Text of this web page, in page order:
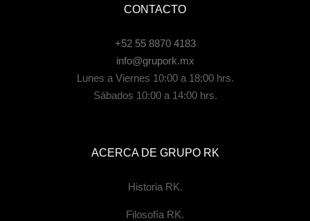
CONTACTO
+52 55 8870 4183
info@grupork.mx
Lunes a Viernes 10:00 a 18:00 hrs.
Sábados 10:00 a 14:00 hrs.
ACERCA DE GRUPO RK
Historia RK.
Filosofía RK.